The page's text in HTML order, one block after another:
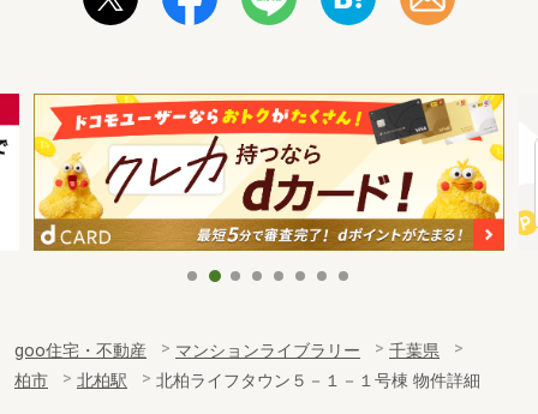
goo住宅・不動産 マンションライブラリー
千葉県
柏市
北柏駅 北柏ライフタウン５－１－１号棟 物件詳細